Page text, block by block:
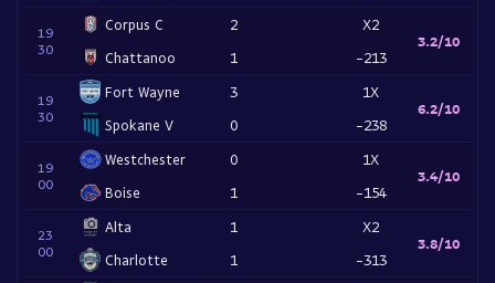
19
30
Corpus C
Chattanoo
2
1
X2
-213
3.2/10
19
30
Fort Wayne
Spokane V
3
0
1X
-238
6.2/10
19
00
Westchester
Boise
0
1
1X
-154
3.4/10
23
00
Alta
Charlotte
1
1
X2
-313
3.8/10